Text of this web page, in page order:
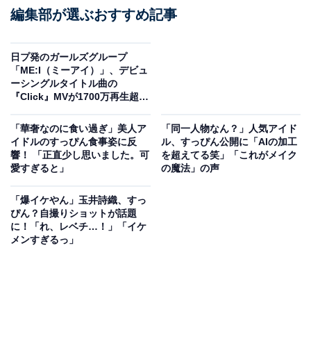
編集部が選ぶおすすめ記事
日プ発のガールズグループ
「ME:I（ミーアイ）」、デビュ
ーシングルタイトル曲の
『Click』MVが1700万再生超と
「華奢なのに食い過ぎ」美人ア
イドルのすっぴん食事姿に反
響！ 「正直少し思いました。可
愛すぎると」
「同一人物なん？」人気アイド
ル、すっぴん公開に「AIの加工
を超えてる笑」「これがメイク
の魔法」の声
「爆イケやん」玉井詩織、すっ
ぴん？自撮りショットが話題
に！「れ、レベチ…！」「イケ
メンすぎるっ」